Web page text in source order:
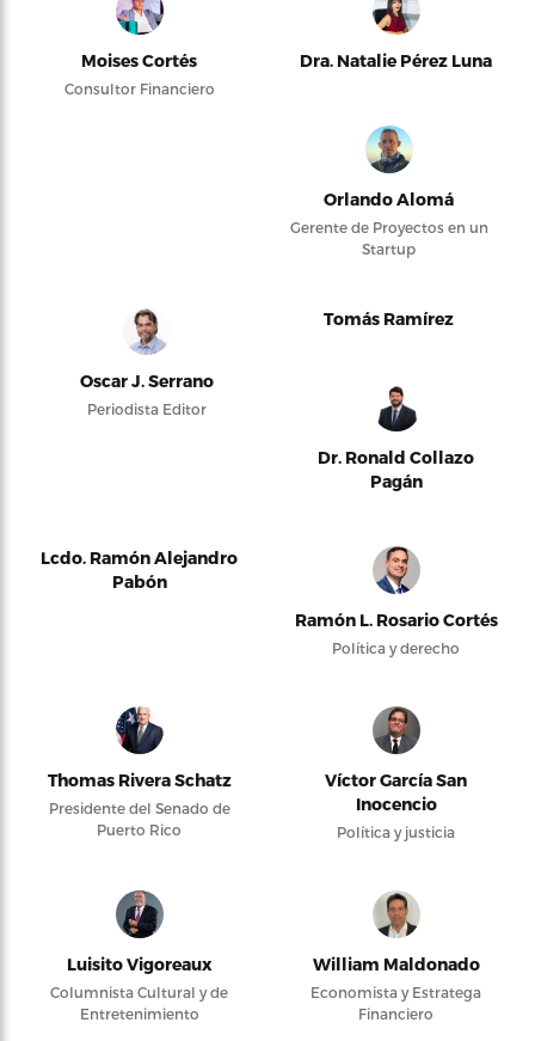
Moises Cortés
Consultor Financiero
Dra. Natalie Pérez Luna
Orlando Alomá
Gerente de Proyectos en un
Startup
Oscar J. Serrano
Periodista Editor
Tomás Ramírez
Dr. Ronald Collazo
Pagán
Lcdo. Ramón Alejandro
Pabón
Ramón L. Rosario Cortés
Política y derecho
Thomas Rivera Schatz
Presidente del Senado de
Puerto Rico
Víctor García San
Inocencio
Política y justicia
Luisito Vigoreaux
Columnista Cultural y de
Entretenimiento
William Maldonado
Economista y Estratega
Financiero